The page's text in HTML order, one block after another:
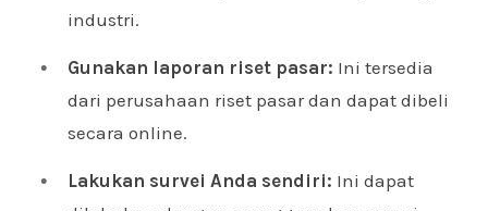
industri.
Gunakan laporan riset pasar: Ini tersedia
dari perusahaan riset pasar dan dapat dibeli
secara online.
Lakukan survei Anda sendiri: Ini dapat